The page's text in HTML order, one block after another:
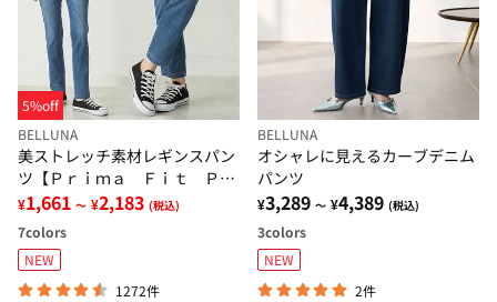
5%off
BELLUNA
美ストレッチ素材レギンスパン
ツ【Ｐｒｉｍａ Ｆｉｔ Ｐａ
ｎｔｓ】
¥1,661 ～ ¥2,183 (税込)
7colors
NEW
1272件
BELLUNA
オシャレに見えるカーブデニム
パンツ
¥3,289 ～ ¥4,389 (税込)
3colors
NEW
2件